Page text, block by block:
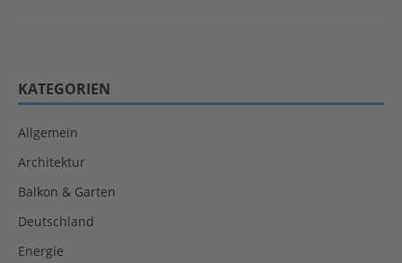
KATEGORIEN
Allgemein
Architektur
Balkon & Garten
Deutschland
Energie